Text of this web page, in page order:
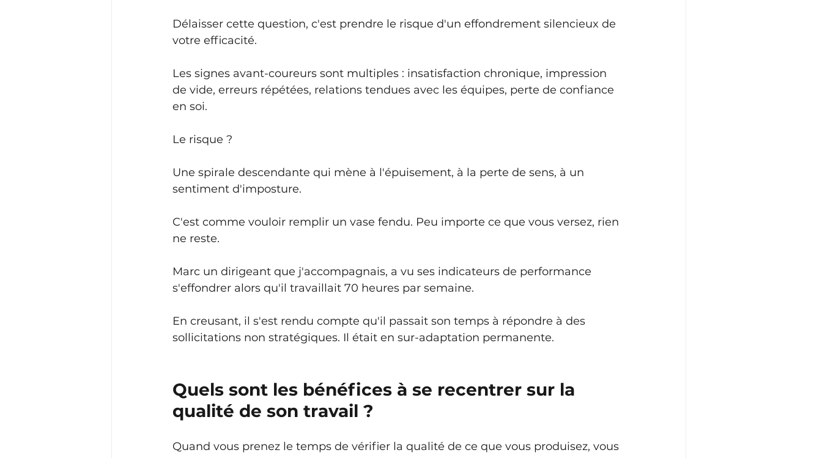
Délaisser cette question, c'est prendre le risque d'un effondrement silencieux de
votre efficacité.
Les signes avant-coureurs sont multiples : insatisfaction chronique, impression
de vide, erreurs répétées, relations tendues avec les équipes, perte de confiance
en soi.
Le risque ?
Une spirale descendante qui mène à l'épuisement, à la perte de sens, à un
sentiment d'imposture.
C'est comme vouloir remplir un vase fendu. Peu importe ce que vous versez, rien
ne reste.
Marc un dirigeant que j'accompagnais, a vu ses indicateurs de performance
s'effondrer alors qu'il travaillait 70 heures par semaine.
En creusant, il s'est rendu compte qu'il passait son temps à répondre à des
sollicitations non stratégiques. Il était en sur-adaptation permanente.
Quels sont les bénéfices à se recentrer sur la
qualité de son travail ?
Quand vous prenez le temps de vérifier la qualité de ce que vous produisez, vous